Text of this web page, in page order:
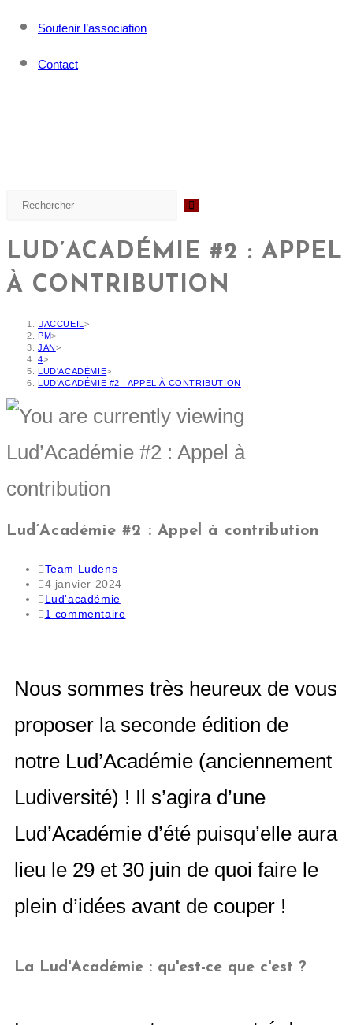
Soutenir l’association
Contact
LUD’ACADÉMIE #2 : APPEL
À CONTRIBUTION
ACCUEIL >
PM>
JAN>
4>
LUD'ACADÉMIE>
LUD’ACADÉMIE #2 : APPEL À CONTRIBUTION
Lud’Académie #2 : Appel à contribution
Team Ludens
4 janvier 2024
Lud'académie
1 commentaire
Nous sommes très heureux de vous
proposer la seconde édition de
notre Lud’Académie (anciennement
Ludiversité) ! Il s’agira d’une
Lud’Académie d’été puisqu’elle aura
lieu le 29 et 30 juin de quoi faire le
plein d’idées avant de couper !
La Lud'Académie : qu'est-ce que c'est ?